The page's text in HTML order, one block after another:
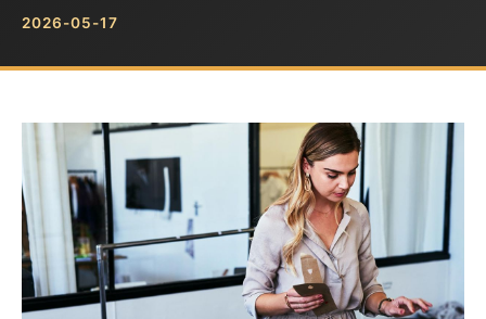
2026-05-17